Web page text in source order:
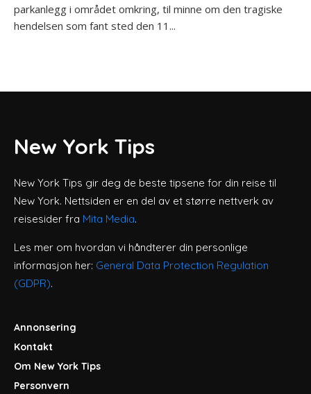
parkanlegg i området omkring, til minne om den tragiske
hendelsen som fant sted den 11...
New York Tips
New York Tips gir deg de beste tipsene for din reise til
New York. Nettsiden er en del av et større nettverk av
reisesider fra Mita Media.
Les mer om hvordan vi håndterer din personlige
informasjon her: General Data Protection Regulation
(GDPR).
Annonsering
Kontakt
Om New York Tips
Personvern